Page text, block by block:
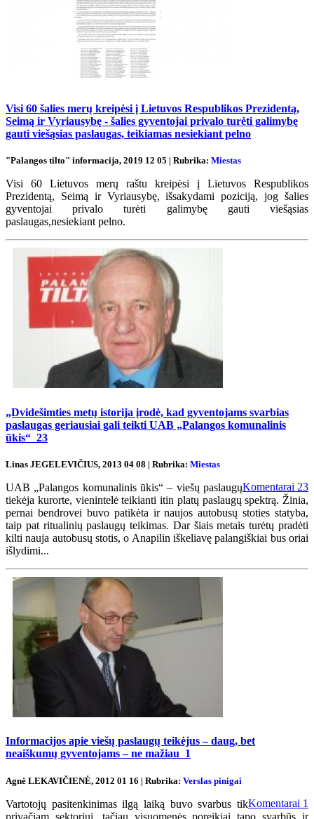
Visi 60 šalies merų kreipėsi į Lietuvos Respublikos Prezidentą,
Seimą ir Vyriausybę - šalies gyventojai privalo turėti galimybę
gauti viešąsias paslaugas, teikiamas nesiekiant pelno
"Palangos tilto" informacija, 2019 12 05 | Rubrika: Miestas
Visi 60 Lietuvos merų raštu kreipėsi į Lietuvos Respublikos
Prezidentą, Seimą ir Vyriausybę, išsakydami poziciją, jog šalies
gyventojai privalo turėti galimybę gauti viešąsias
paslaugas,nesiekiant pelno.
„Dvidešimties metų istorija įrodė, kad gyventojams svarbias
paslaugas geriausiai gali teikti UAB „Palangos komunalinis
ūkis“ 23
Linas JEGELEVIČIUS, 2013 04 08 | Rubrika: Miestas
Komentarai 23
UAB „Palangos komunalinis ūkis“ – viešų paslaugų
tiekėja kurorte, vienintelė teikianti itin platų paslaugų spektrą. Žinia,
pernai bendrovei buvo patikėta ir naujos autobusų stoties statyba,
taip pat ritualinių paslaugų teikimas. Dar šiais metais turėtų pradėti
kilti nauja autobusų stotis, o Anapilin iškeliavę palangiškiai bus oriai
išlydimi...
Informacijos apie viešų paslaugų teikėjus – daug, bet
neaiškumų gyventojams – ne mažiau 1
Agnė LEKAVIČIENĖ, 2012 01 16 | Rubrika: Verslas pinigai
Komentarai 1
Vartotojų pasitenkinimas ilgą laiką buvo svarbus tik
privačiam sektoriui, tačiau visuomenės poreikiai tapo svarbūs ir